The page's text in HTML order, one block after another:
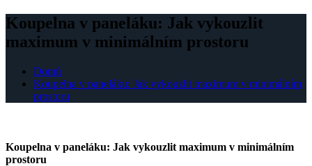
Koupelna v paneláku: Jak vykouzlit
maximum v minimálním prostoru
Domů
Koupelna v paneláku: Jak vykouzlit maximum v minimálním
prostoru
Koupelna v paneláku: Jak vykouzlit maximum v minimálním
prostoru